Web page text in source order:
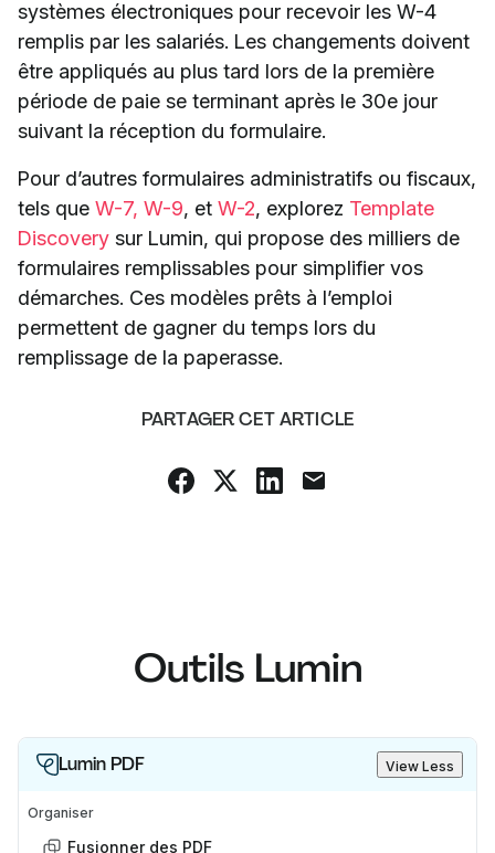
systèmes électroniques pour recevoir les W-4
remplis par les salariés. Les changements doivent
être appliqués au plus tard lors de la première
période de paie se terminant après le 30e jour
suivant la réception du formulaire.
Pour d’autres formulaires administratifs ou fiscaux,
tels que W-7, W-9, et W-2, explorez Template
Discovery sur Lumin, qui propose des milliers de
formulaires remplissables pour simplifier vos
démarches. Ces modèles prêts à l’emploi
permettent de gagner du temps lors du
remplissage de la paperasse.
PARTAGER CET ARTICLE
Outils Lumin
Lumin PDF View Less
Organiser
Fusionner des PDF